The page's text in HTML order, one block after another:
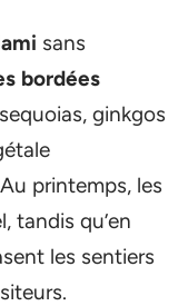
sans
bordées
ginkgos
printemps, les
tandis qu’en
les sentiers